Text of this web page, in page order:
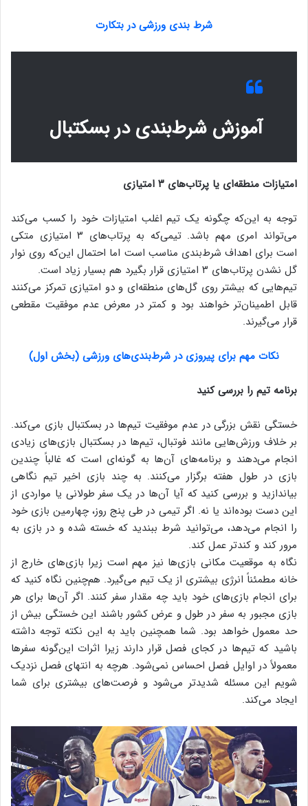
شرط بندی ورزشی در بتکارت
آموزش شرط‌بندی در بسکتبال
امتیازات منطقه‌ای یا پرتاب‌های ۳ امتیازی
توجه به این‌که چگونه یک تیم اغلب امتیازات خود را کسب می‌کند
می‌تواند امری مهم باشد. تیمی‌که به پرتاب‌های ۳ امتیازی متکی
است برای اهداف شرط‌بندی مناسب است اما احتمال این‌که روی نوار
گل نشدن پرتاب‌های ۳ امتیازی قرار بگیرد هم بسیار زیاد است.
تیم‌هایی که بیشتر روی گل‌های منطقه‌ای و دو امتیازی تمرکز می‌کنند
قابل اطمینان‌تر خواهند بود و کمتر در معرض عدم موفقیت مقطعی
قرار می‌گیرند.
نکات مهم برای پیروزی در شرط‌بندی‌های ورزشی (بخش اول)
برنامه تیم را بررسی کنید
خستگی نقش بزرگی در عدم موفقیت تیم‌ها در بسکتبال بازی می‌کند.
بر خلاف ورزش‌هایی مانند فوتبال، تیم‌ها در بسکتبال بازی‌های زیادی
انجام می‌دهند و برنامه‌های آن‌ها به گونه‌ای است که غالباً چندین
بازی در طول هفته برگزار می‌کنند. به چند بازی اخیر تیم نگاهی
بیاندازید و بررسی کنید که آیا آن‌ها در یک سفر طولانی یا مواردی از
این دست بوده‌اند یا نه. اگر تیمی ‌در طی پنج روز، چهارمین بازی خود
را انجام می‌دهد، می‌توانید شرط ببندید که خسته شده‌ و در بازی به
مرور کند و کندتر عمل کند.
نگاه به موقعیت مکانی بازی‌ها نیز مهم است زیرا بازی‌های خارج از
خانه مطمئناً انرژی بیشتری از یک تیم می‌گیرد. هم‌چنین نگاه کنید که
برای انجام بازی‌های خود باید چه مقدار سفر کنند. اگر آن‌ها برای هر
بازی مجبور به سفر در طول و عرض کشور باشند این خستگی بیش از
حد معمول خواهد بود. شما هم‎چنین باید به این نکته توجه داشته
باشید که تیم‌ها در کجای فصل قرار دارند زیرا اثرات این‌گونه سفرها
معمولاً در اوایل فصل احساس نمی‌شود. هرچه به انتهای فصل نزدیک
شویم این مسئله شدیدتر می‌شود و فرصت‌های بیشتری برای شما
ایجاد می‌کند.